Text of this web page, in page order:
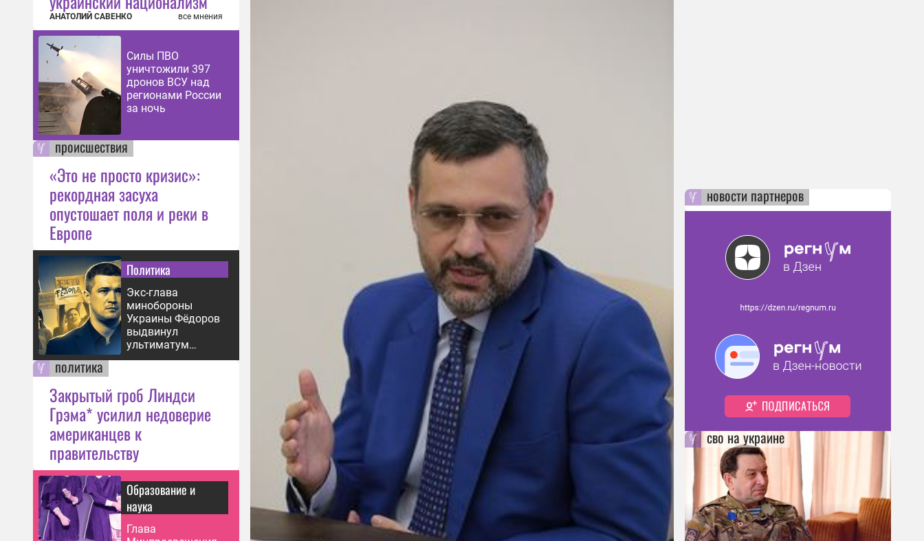
АНАТОЛИЙ САВЕНКО все мнения
Силы ПВО
уничтожили 397
дронов ВСУ над
регионами России
за ночь
происшествия
«Это не просто кризис»:
рекордная засуха
опустошает поля и реки в
Европе
Политика
Экс-глава
минобороны
Украины Фёдоров
выдвинул
ультиматум
Зеленскому
политика
Закрытый гроб Линдси
Грэма* усилил недоверие
американцев к
правительству
Образование и
наука
Глава
Силы Черноморского флота
уничтожили пять безэкипажных
ВС России освободили Анискино
Боец ВС РФ в лобовой атаке из
пулемета сбил ударный дрон
«Хорнет» ВСУ
ВС РФ поразили «Геранью»
место сборки двигателей дронов
в Сумской области
09:02
ВС России уничтожили эшелон с
техникой ВСУ в
Днепропетровской области
08:16
Жители приграничья в
Черниговской области массово
отказались от эвакуации
новости партнеров
сво на украине